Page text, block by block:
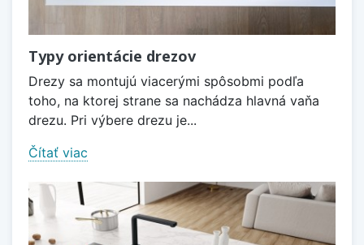
Typy orientácie drezov
Drezy sa montujú viacerými spôsobmi podľa
toho, na ktorej strane sa nachádza hlavná vaňa
drezu. Pri výbere drezu je...
Čítať viac